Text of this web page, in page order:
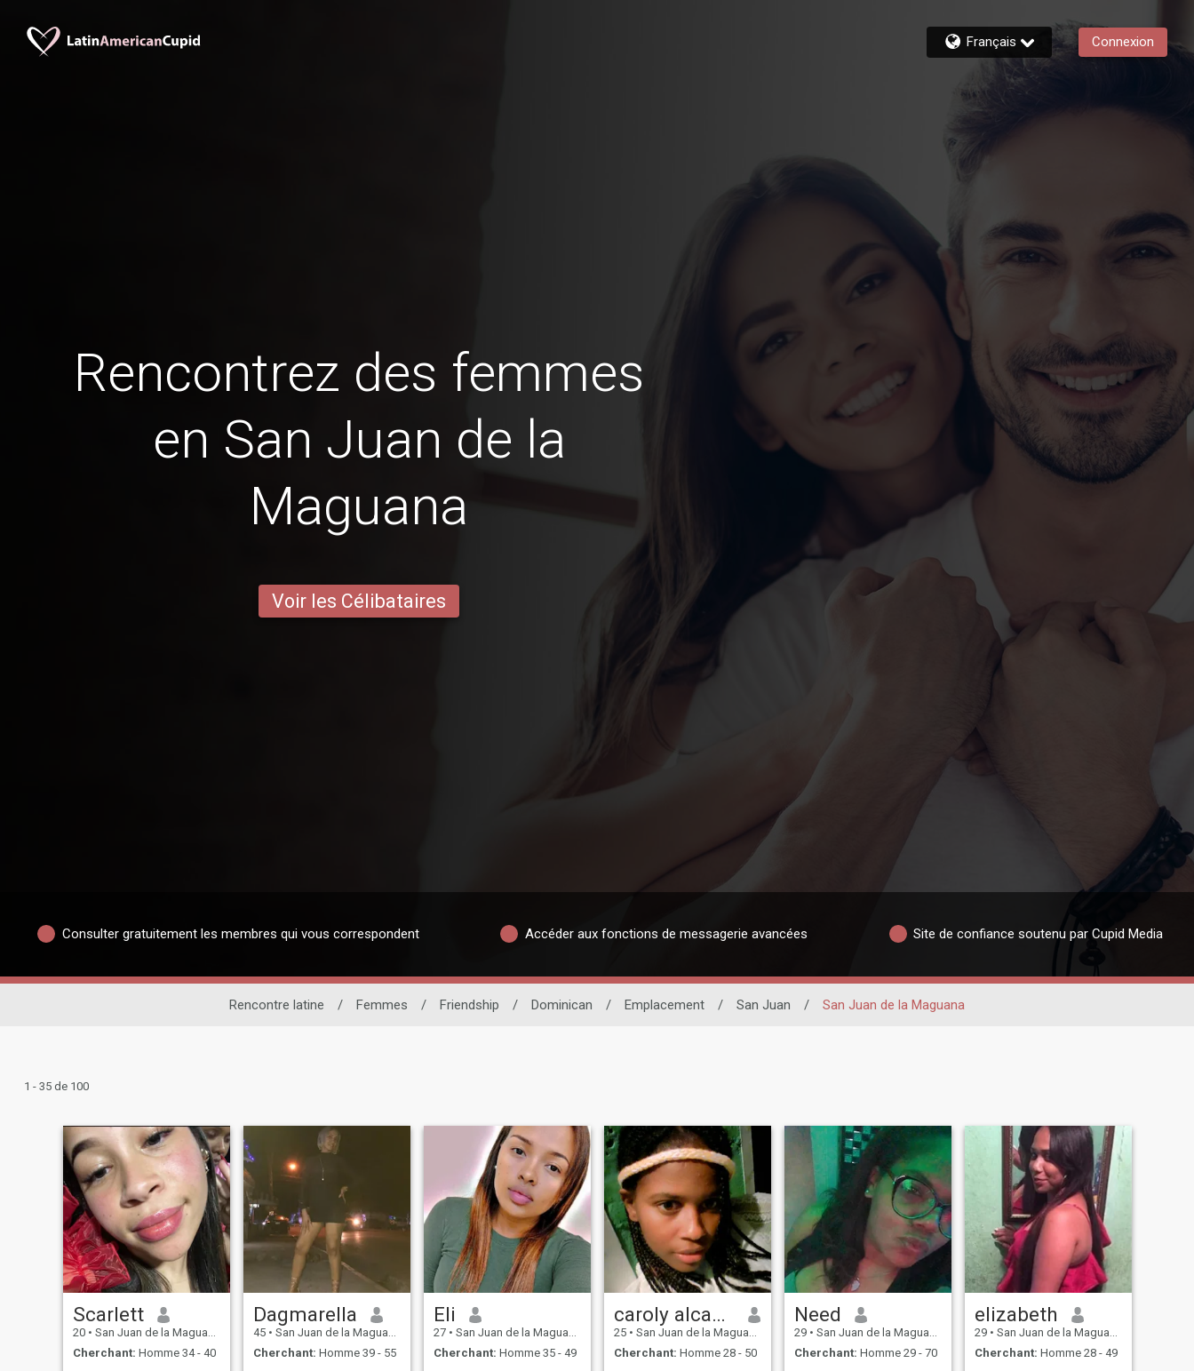
Français Connexion
Rencontrez des femmes
en San Juan de la
Maguana
Voir les Célibataires
Consulter gratuitement les membres qui vous correspondent Accéder aux fonctions de messagerie avancées Site de confiance soutenu par Cupid Media
Rencontre latine / Femmes / Friendship / Dominican / Emplacement / San Juan / San Juan de la Maguana
1 - 35 de 100
Scarlett
20 • San Juan de la Maguana, San Juan, Rep.Dominicaine
Cherchant: Homme 34 - 40
Dagmarella
45 • San Juan de la Maguana, San Juan, Rep.Dominicaine
Cherchant: Homme 39 - 55
Eli
27 • San Juan de la Maguana, San Juan, Rep.Dominicaine
Cherchant: Homme 35 - 49
caroly alcantara
25 • San Juan de la Maguana, San Juan, Rep.Dominicaine
Cherchant: Homme 28 - 50
Need
29 • San Juan de la Maguana, San Juan, Rep.Dominicaine
Cherchant: Homme 29 - 70
elizabeth
29 • San Juan de la Maguana, San Juan, Rep.Dominicaine
Cherchant: Homme 28 - 49